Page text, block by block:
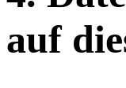
auf